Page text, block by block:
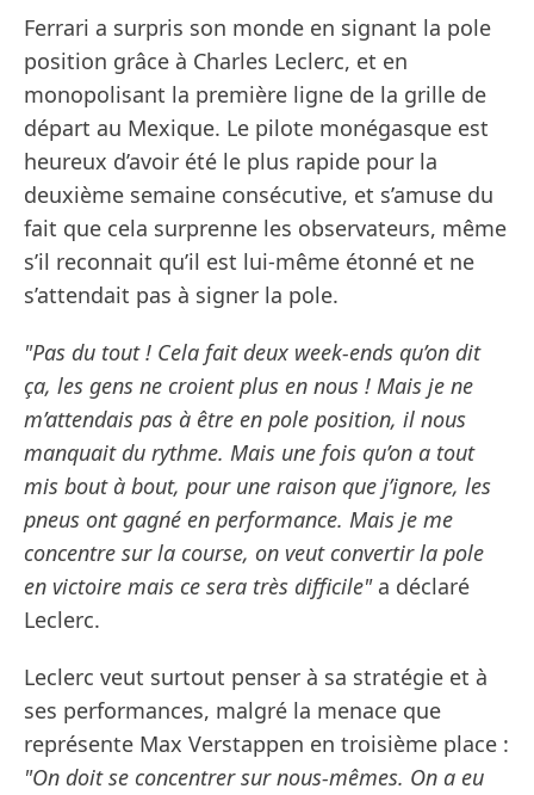
Ferrari a surpris son monde en signant la pole
position grâce à Charles Leclerc, et en
monopolisant la première ligne de la grille de
départ au Mexique. Le pilote monégasque est
heureux d’avoir été le plus rapide pour la
deuxième semaine consécutive, et s’amuse du
fait que cela surprenne les observateurs, même
s’il reconnait qu’il est lui-même étonné et ne
s’attendait pas à signer la pole.
"Pas du tout ! Cela fait deux week-ends qu’on dit
ça, les gens ne croient plus en nous ! Mais je ne
m’attendais pas à être en pole position, il nous
manquait du rythme. Mais une fois qu’on a tout
mis bout à bout, pour une raison que j’ignore, les
pneus ont gagné en performance. Mais je me
concentre sur la course, on veut convertir la pole
en victoire mais ce sera très difficile"a déclaré
Leclerc.
Leclerc veut surtout penser à sa stratégie et à
ses performances, malgré la menace que
représente Max Verstappen en troisième place :
"On doit se concentrer sur nous-mêmes. On a eu